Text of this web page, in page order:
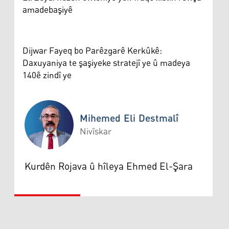
amadebaşiyê
Dijwar Fayeq bo Parêzgarê Kerkûkê:
Daxuyaniya te şaşiyeke stratejî ye û madeya
140ê zindî ye
Mihemed Eli Destmalî
Mihemed Eli Destmalî
Nivîskar
Kurdên Rojava û hîleya Ehmed El-Şara